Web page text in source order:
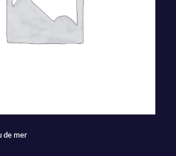
de mer